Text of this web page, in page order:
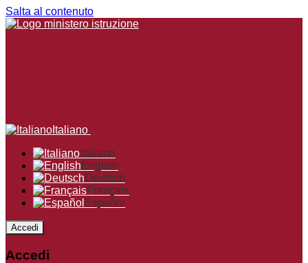
Salta al contenuto
Italiano
Italiano
English
Deutsch
Français
Español
Accedi
Accedi